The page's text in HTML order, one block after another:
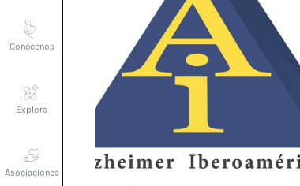
Conócenos
Explora
Asociaciones